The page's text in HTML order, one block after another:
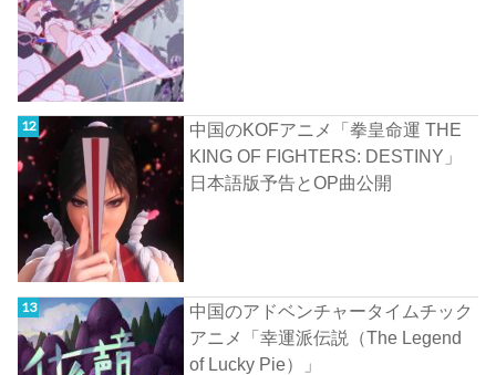
中国のKOFアニメ「拳皇命運 THE
KING OF FIGHTERS: DESTINY」
日本語版予告とOP曲公開
中国のアドベンチャータイムチック
アニメ「幸運派伝説（The Legend
of Lucky Pie）」